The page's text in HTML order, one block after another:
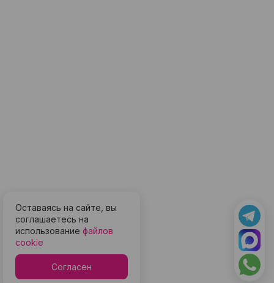
Оставаясь на сайте, вы
соглашаетесь на
использование файлов
cookie
Согласен